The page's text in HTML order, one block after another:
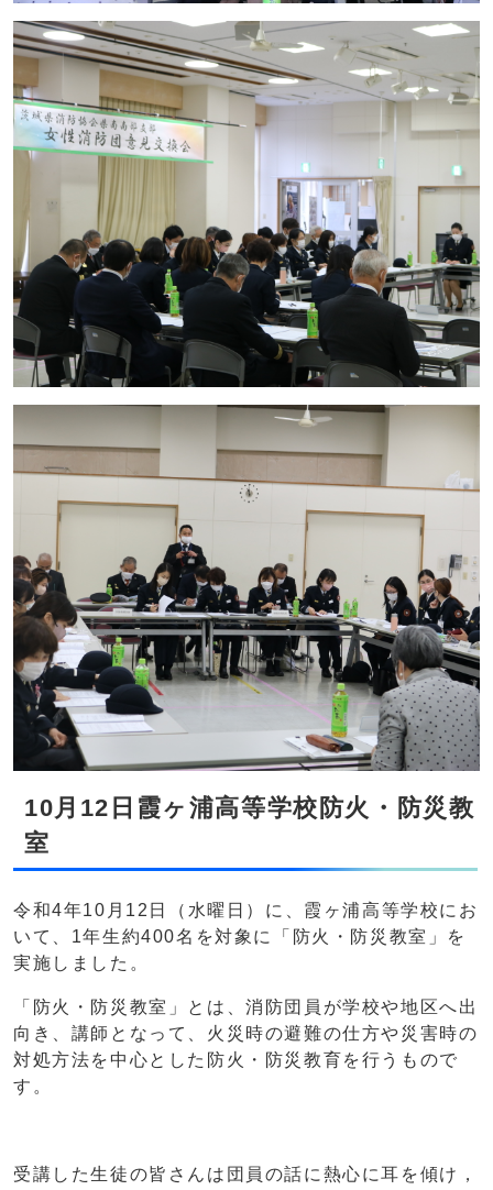
10月12日霞ヶ浦高等学校防火・防災教
室
令和4年10月12日（水曜日）に、霞ヶ浦高等学校にお
いて、1年生約400名を対象に「防火・防災教室」を
実施しました。
「防火・防災教室」とは、消防団員が学校や地区へ出
向き、講師となって、火災時の避難の仕方や災害時の
対処方法を中心とした防火・防災教育を行うもので
す。
受講した生徒の皆さんは団員の話に熱心に耳を傾け，